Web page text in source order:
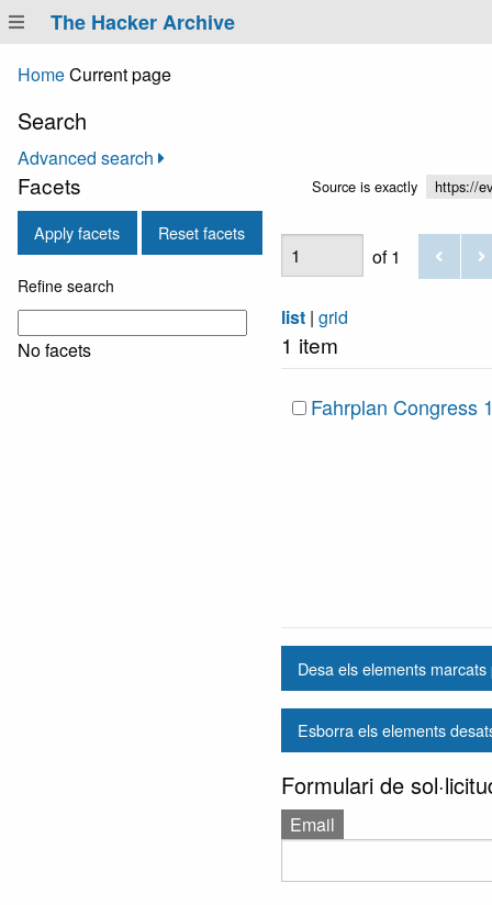
The Hacker Archive
HomeCurrent page
Search
Advanced search
Source is exactly https://
of 1
list | grid
1 item
Fahrplan Congress
Desa els elements
Esborra els elements
Formulari de
Email
Facets
Apply facets Reset facets
Refine search
No facets